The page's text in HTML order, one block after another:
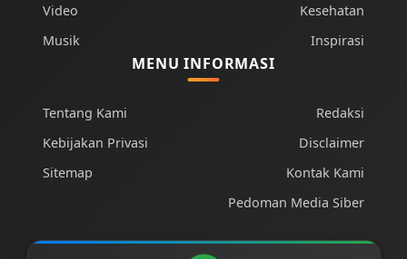
Video
Musik
Kesehatan
Inspirasi
MENU INFORMASI
Tentang Kami
Kebijakan Privasi
Sitemap
Redaksi
Disclaimer
Kontak Kami
Pedoman Media Siber